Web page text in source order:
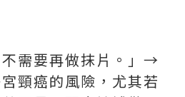
不需要再做抹片。」→
頸癌的風險，尤其若